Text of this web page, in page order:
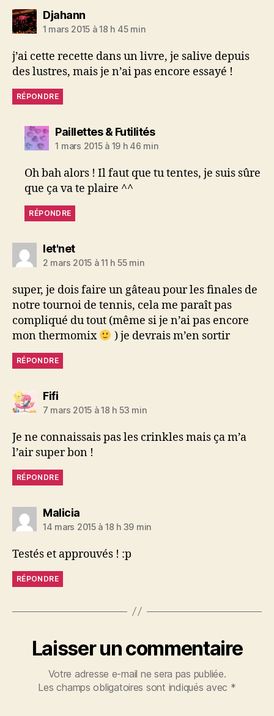
Djahanndit :
1 mars 2015 à 18 h 45 min
j’ai cette recette dans un livre, je salive depuis
des lustres, mais je n’ai pas encore essayé !
RÉPONDRE
Paillettes & Futilitésdit :
1 mars 2015 à 19 h 46 min
Oh bah alors ! Il faut que tu tentes, je suis sûre
que ça va te plaire ^^
RÉPONDRE
let'netdit :
2 mars 2015 à 11 h 55 min
super, je dois faire un gâteau pour les finales de
notre tournoi de tennis, cela me paraît pas
compliqué du tout (même si je n’ai pas encore
mon thermomix
) je devrais m’en sortir
RÉPONDRE
Fifidit :
7 mars 2015 à 18 h 53 min
Je ne connaissais pas les crinkles mais ça m’a
l’air super bon !
RÉPONDRE
Maliciadit :
14 mars 2015 à 18 h 39 min
Testés et approuvés ! :p
RÉPONDRE
Laisser un commentaire
Votre adresse e-mail ne sera pas publiée.
Les champs obligatoires sont indiqués avec *